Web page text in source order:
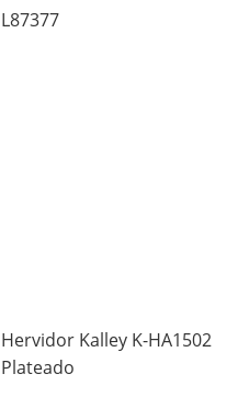
L87377
Hervidor Kalley K-HA1502
Plateado